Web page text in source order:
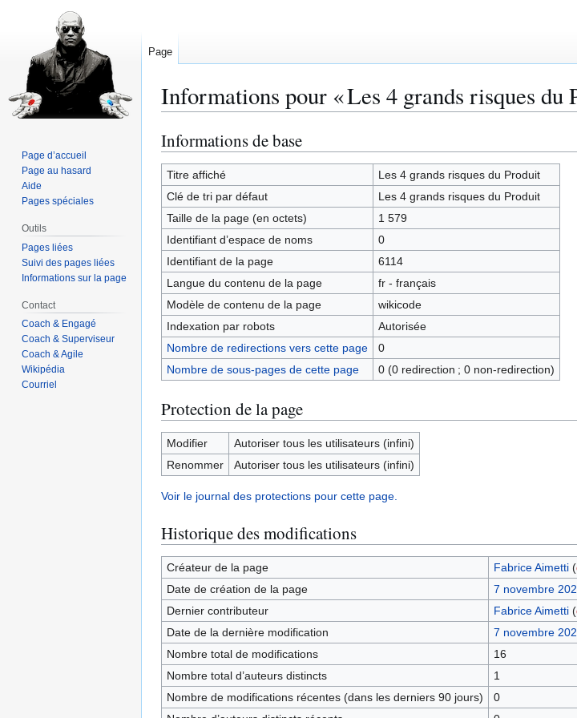
Informations pour « Les 4 grands risques du
Aller
à
la
navigation
Aller
à
la
recherche
Informations de base
Titre affiché
Les 4 grands risques du Produit
Clé de tri par défaut
Les 4 grands risques du Produit
Taille de la page (en octets)
1 579
Identifiant dʼespace de noms
0
Identifiant de la page
6114
Langue du contenu de la page
fr - français
Modèle de contenu de la page
wikicode
Indexation par robots
Autorisée
Nombre de redirections vers cette page
0
Nombre de sous-pages de cette page
0 (0 redirection ; 0 non-redirection)
Protection de la page
Modifier
Autoriser tous les utilisateurs (infini)
Renommer
Autoriser tous les utilisateurs (infini)
Voir le journal des protections pour cette page.
Historique des modifications
Créateur de la page Fabrice Aimetti (
Date de création de la page
7 novembre
Dernier contributeur
Fabrice Aimetti (
Date de la dernière modification
7 novembre
Nombre total de modifications
16
Nombre total d’auteurs distincts
1
Nombre de modifications récentes (dans les derniers 90 jours)
0
Page
Page d’accueil
Page au hasard
Aide
Pages spéciales
Outils
Pages liées
Suivi des pages liées
Informations sur la page
Contact
Coach & Engagé
Coach & Superviseur
Coach & Agile
Wikipédia
Courriel